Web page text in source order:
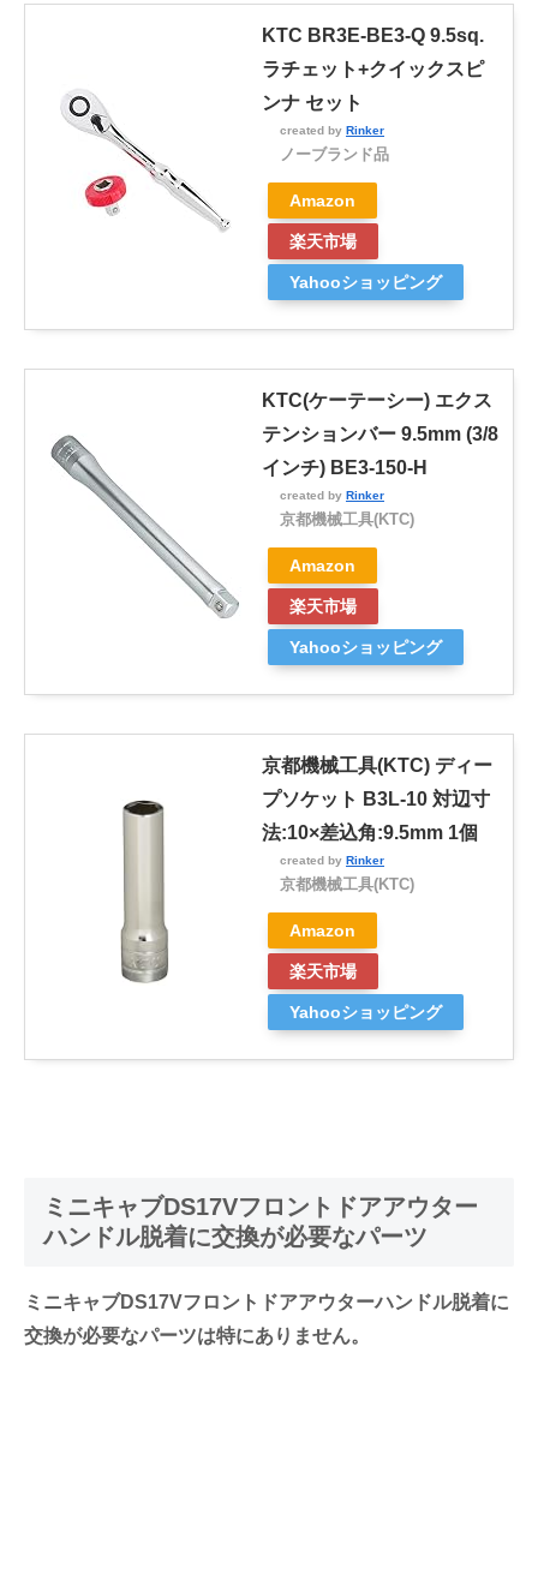
KTC BR3E-BE3-Q 9.5sq.
ラチェット+クイックスピ
ンナ セット
created by Rinker
ノーブランド品
Amazon
楽天市場
Yahooショッピング
KTC(ケーテーシー) エクス
テンションバー 9.5mm (3/8
インチ) BE3-150-H
created by Rinker
京都機械工具(KTC)
Amazon
楽天市場
Yahooショッピング
京都機械工具(KTC) ディー
プソケット B3L-10 対辺寸
法:10×差込角:9.5mm 1個
created by Rinker
京都機械工具(KTC)
Amazon
楽天市場
Yahooショッピング
ミニキャブDS17Vフロントドアアウター
ハンドル脱着に交換が必要なパーツ
ミニキャブDS17Vフロントドアアウターハンドル脱着に
交換が必要なパーツは特にありません。